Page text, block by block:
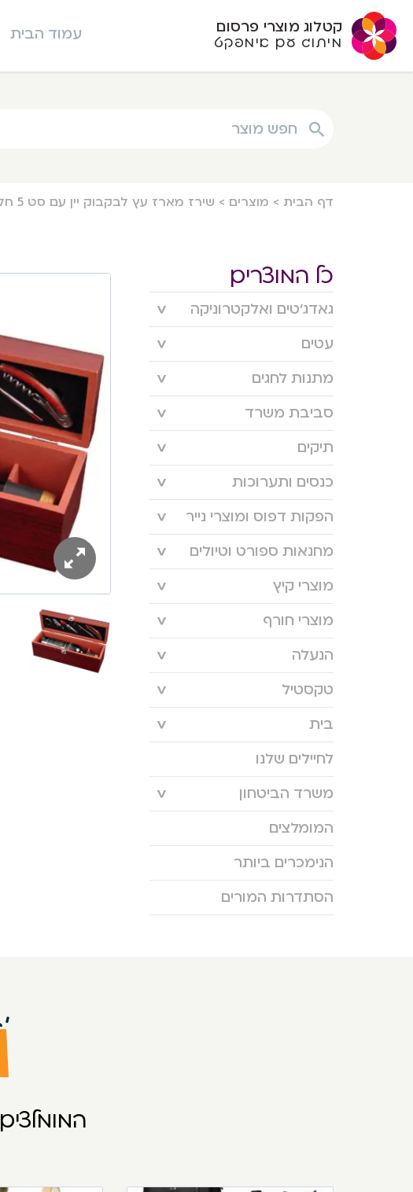
קטלוג מוצרי פרסום
מיתוג עם אימפקט עמוד הבית
חפש מוצר
דף הבית > מוצרים > שירז מארז עץ לבקבוק יין עם סט 5 חלקים
כל המוצרים
גאדג’טים ואלקטרוניקה
עטים
מתנות לחגים
סביבת משרד
תיקים
כנסים ותערוכות
הפקות דפוס ומוצרי נייר
מחנאות ספורט וטיולים
מוצרי קיץ
מוצרי חורף
הנעלה
טקסטיל
בית
לחיילים שלנו
משרד הביטחון
המומלצים
הנימכרים ביותר
הסתדרות המורים
המומלצים